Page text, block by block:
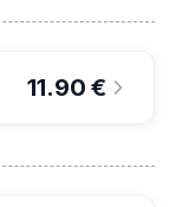
11.90 €